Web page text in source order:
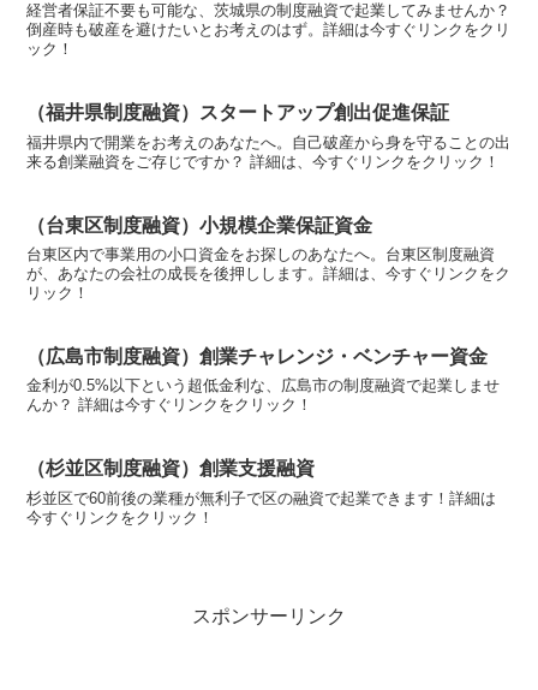
経営者保証不要も可能な、茨城県の制度融資で起業してみませんか？
倒産時も破産を避けたいとお考えのはず。詳細は今すぐリンクをクリ
ック！
（福井県制度融資）スタートアップ創出促進保証
福井県内で開業をお考えのあなたへ。自己破産から身を守ることの出
来る創業融資をご存じですか？ 詳細は、今すぐリンクをクリック！
（台東区制度融資）小規模企業保証資金
台東区内で事業用の小口資金をお探しのあなたへ。台東区制度融資
が、あなたの会社の成長を後押しします。詳細は、今すぐリンクをク
リック！
（広島市制度融資）創業チャレンジ・ベンチャー資金
金利が0.5%以下という超低金利な、広島市の制度融資で起業しませ
んか？ 詳細は今すぐリンクをクリック！
（杉並区制度融資）創業支援融資
杉並区で60前後の業種が無利子で区の融資で起業できます！詳細は
今すぐリンクをクリック！
スポンサーリンク